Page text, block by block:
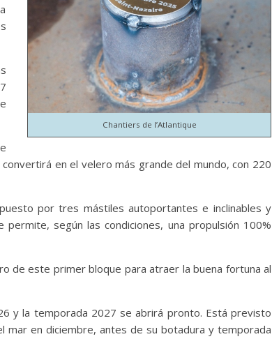
Chantiers de l’Atlantique
en el velero más grande del mundo, con 220
por tres mástiles autoportantes e inclinables y
según las condiciones, una propulsión 100%
de este primer bloque para atraer la buena fortuna al
y la temporada 2027 se abrirá pronto. Está previsto
mar en diciembre, antes de su botadura y temporada